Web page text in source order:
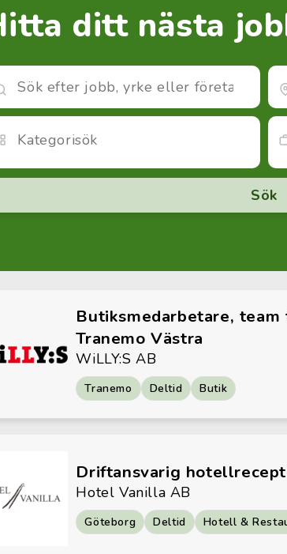
ditt nästa
Butiksmedarbetare,
Tranemo Västra
WiLLY:S AB
Tranemo Deltid Butik
Driftansvarig
Hotel Vanilla AB
Göteborg Deltid Hotell &